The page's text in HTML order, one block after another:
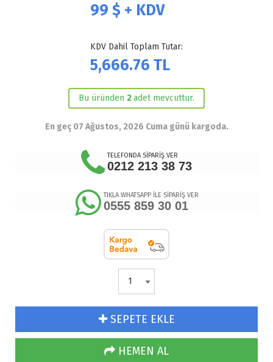
99 $ + KDV
KDV Dahil Toplam Tutar:
5,666.76 TL
Bu üründen 2adet mevcuttur.
En geç 07 Ağustos, 2026 Cuma günü kargoda.
TELEFONDA SİPARİŞ VER
0212 213 38 73
TIKLA WHATSAPP İLE SİPARİŞ VER
0555 859 30 01
SEPETE EKLE
HEMEN AL